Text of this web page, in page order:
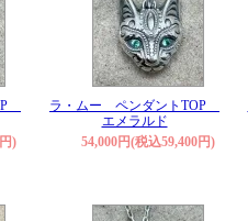
)
ラ・ムー ペンダントTOP
エメラルド
54,000円(税込59,400円)